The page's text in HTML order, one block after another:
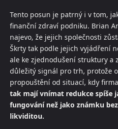
Tento posun je patrný i v tom,
finanční zdraví podniku. Brian
najevo, že jejich společnosti
Škrty tak podle jejich vyjádření
ale ke zjednodušení struktury a
důležitý signál pro trh, protože
propouštění od situací, kdy
tak mají vnímat redukce spíše
fungování než jako známku
likviditou.